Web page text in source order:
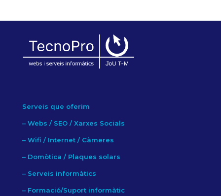
Serveis que oferim
– Webs / SEO / Xarxes Socials
– Wifi / Internet / Càmeres
– Domòtica / Plaques solars
– Serveis informàtics
– Formació/Suport informàtic